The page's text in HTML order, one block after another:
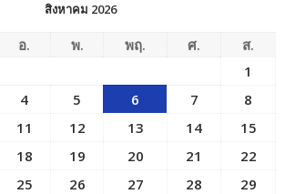
สิงหาคม 2026
อ. พ. พฤ. ศ.
ส.
1
4 5 6 7
8
11 12 13 14
15
18 19 20 21
22
25 26 27 28
29